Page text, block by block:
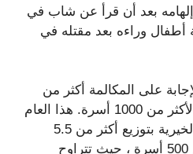
بعد أن قرأ عن شاب في
أطفال وراءه بعد مقتله في
على المكالمة أكثر من
180 مليون دولار مباشرة لأكثر من 1000 أسرة. هذا العام
وحده ، قامت المؤسسة الخيرية بتوزيع أكثر من 5.5
مليون دولار على أكثر من 500 أسرة ، حيث تتراوح